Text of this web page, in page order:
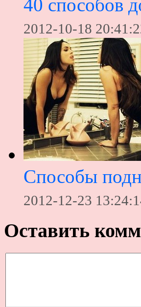
40 способов
2012-10-18
Способы
2012-12-23
Оставить